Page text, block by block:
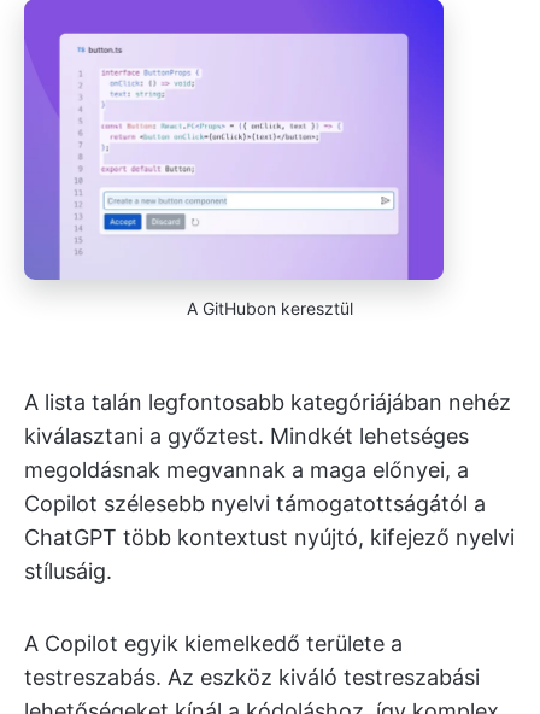
A GitHubon keresztül
A lista talán legfontosabb kategóriájában nehéz
kiválasztani a győztest. Mindkét lehetséges
megoldásnak megvannak a maga előnyei, a
Copilot szélesebb nyelvi támogatottságától a
ChatGPT több kontextust nyújtó, kifejező nyelvi
stílusáig.
A Copilot egyik kiemelkedő területe a
testreszabás. Az eszköz kiváló testreszabási